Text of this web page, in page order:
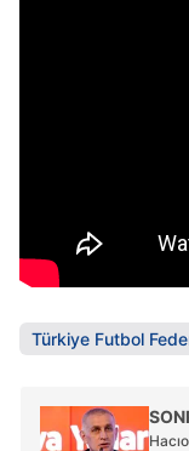
Türkiye Futbol